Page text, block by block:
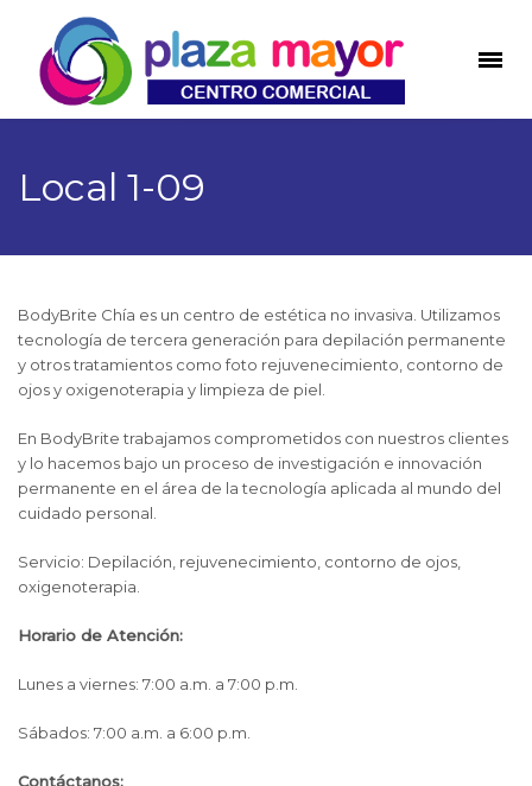
Local 1-09
BodyBrite Chía es un centro de estética no invasiva. Utilizamos
tecnología de tercera generación para depilación permanente
y otros tratamientos como foto rejuvenecimiento, contorno de
ojos y oxigenoterapia y limpieza de piel.
En BodyBrite trabajamos comprometidos con nuestros clientes
y lo hacemos bajo un proceso de investigación e innovación
permanente en el área de la tecnología aplicada al mundo del
cuidado personal.
Servicio: Depilación, rejuvenecimiento, contorno de ojos,
oxigenoterapia.
Horario de Atención:
Lunes a viernes: 7:00 a.m. a 7:00 p.m.
Sábados: 7:00 a.m. a 6:00 p.m.
Contáctanos: